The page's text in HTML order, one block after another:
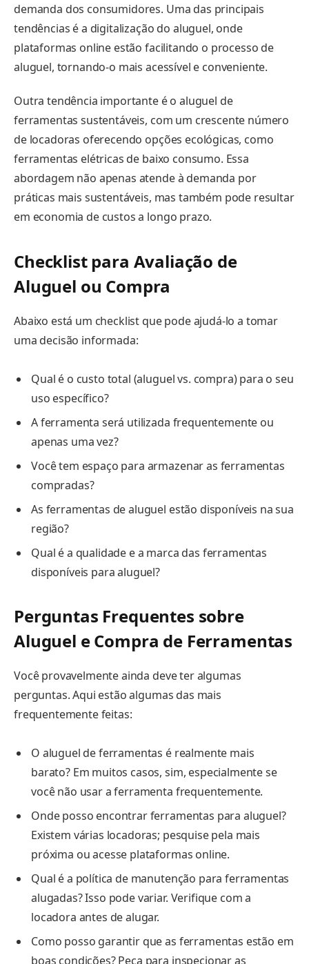
demanda dos consumidores. Uma das principais
tendências é a digitalização do aluguel, onde
plataformas online estão facilitando o processo de
aluguel, tornando-o mais acessível e conveniente.
Outra tendência importante é o aluguel de
ferramentas sustentáveis, com um crescente número
de locadoras oferecendo opções ecológicas, como
ferramentas elétricas de baixo consumo. Essa
abordagem não apenas atende à demanda por
práticas mais sustentáveis, mas também pode resultar
em economia de custos a longo prazo.
Checklist para Avaliação de
Aluguel ou Compra
Abaixo está um checklist que pode ajudá-lo a tomar
uma decisão informada:
Qual é o custo total (aluguel vs. compra) para o seu
uso específico?
A ferramenta será utilizada frequentemente ou
apenas uma vez?
Você tem espaço para armazenar as ferramentas
compradas?
As ferramentas de aluguel estão disponíveis na sua
região?
Qual é a qualidade e a marca das ferramentas
disponíveis para aluguel?
Perguntas Frequentes sobre
Aluguel e Compra de Ferramentas
Você provavelmente ainda deve ter algumas
perguntas. Aqui estão algumas das mais
frequentemente feitas:
O aluguel de ferramentas é realmente mais
barato? Em muitos casos, sim, especialmente se
você não usar a ferramenta frequentemente.
Onde posso encontrar ferramentas para aluguel?
Existem várias locadoras; pesquise pela mais
próxima ou acesse plataformas online.
Qual é a política de manutenção para ferramentas
alugadas? Isso pode variar. Verifique com a
locadora antes de alugar.
Como posso garantir que as ferramentas estão em
boas condições? Peça para inspecionar as